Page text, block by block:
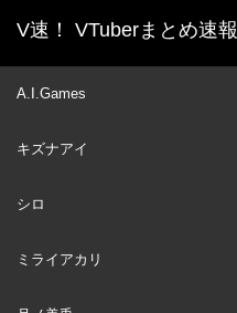
V速！ VTuberまとめ速報
A.I.Games
キズナアイ
シロ
ミライアカリ
ホーム
新着動画一覧
感謝と今後について
AUG